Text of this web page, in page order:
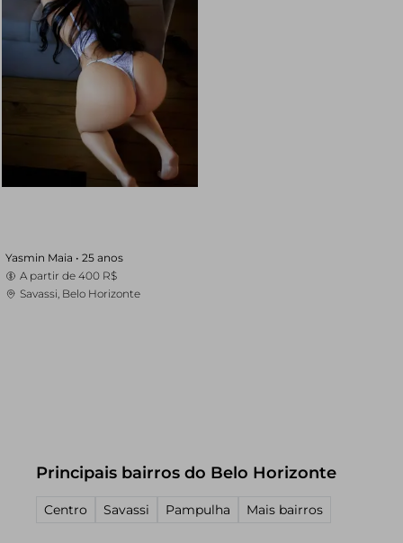
Yasmin Maia • 25 anos
A partir de 400 R$
Savassi, Belo Horizonte
Principais bairros do Belo Horizonte
Centro Savassi Pampulha Mais bairros